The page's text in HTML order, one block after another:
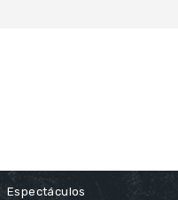
Espectáculos